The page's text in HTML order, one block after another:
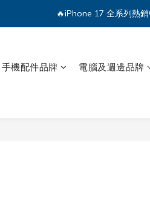
🔥iPhone 17 全系列熱
💕加入Q哥 Line 新好
手機配件品牌 電腦及週邊品牌